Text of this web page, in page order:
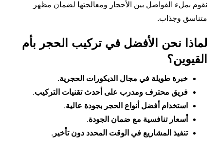
نقوم بملء الفواصل بين الأحجار ومعالجتها لضمان مظهر
متناسق وجذاب.
لماذا نحن الأفضل في تركيب الحجر بأم
القيوين؟
خبرة طويلة في مجال الديكورات الحجرية.
فريق محترف ومدرب على أحدث تقنيات التركيب.
استخدام أفضل أنواع الحجر بجودة عالية.
أسعار تنافسية مع ضمان الجودة.
تنفيذ المشاريع في الوقت المحدد دون تأخير .